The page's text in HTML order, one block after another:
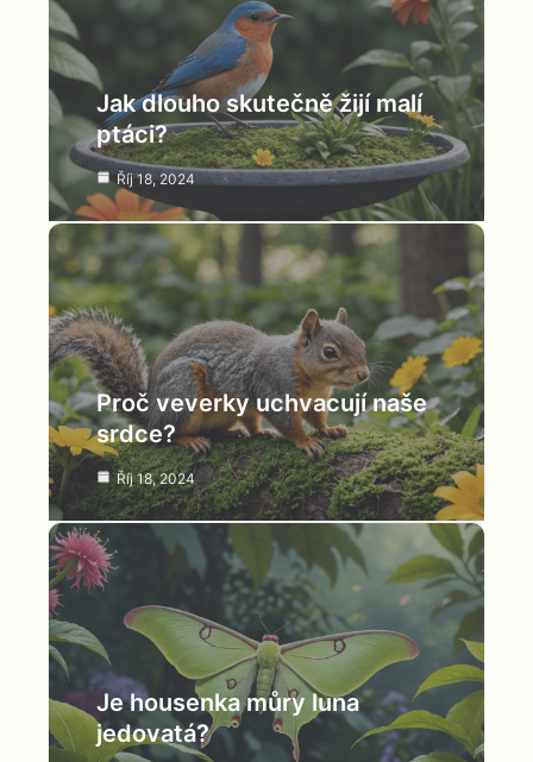
Jak dlouho skutečně žijí malí
ptáci?
Říj 18, 2024
Proč veverky uchvacují naše
srdce?
Říj 18, 2024
Je housenka můry luna
jedovatá?